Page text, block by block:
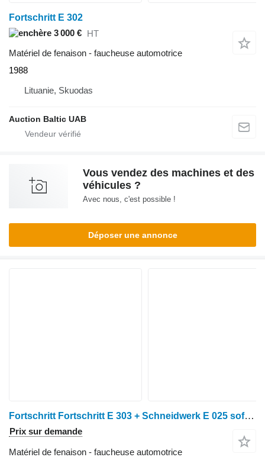
Fortschritt E 302
3 000 € HT
Matériel de fenaison - faucheuse automotrice
1988
Lituanie, Skuodas
Auction Baltic UAB
Vous vendez des machines et des
véhicules ?
Avec nous, c'est possible !
Déposer une annonce
Fortschritt Fortschritt E 303 + Schneidwerk E 025 sofort verfügbar
Prix sur demande
Matériel de fenaison - faucheuse automotrice